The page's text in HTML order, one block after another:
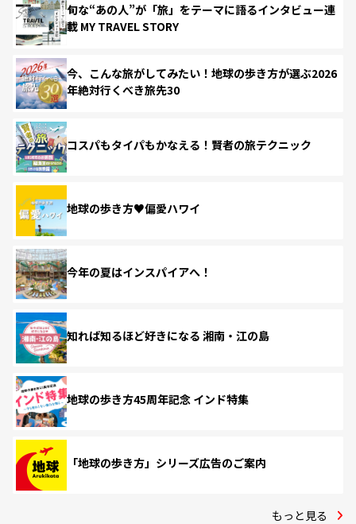
旬な“あの人”が「旅」をテーマに語るインタビュー連
載 MY TRAVEL STORY
今、こんな旅がしてみたい！地球の歩き方が選ぶ2026
年絶対行くべき旅先30
コスパもタイパもかなえる！賢者の旅テクニック
地球の歩き方♥偏愛ハワイ
今年の夏はインスパイアへ！
知れば知るほど好きになる 湘南・江の島
地球の歩き方45周年記念 インド特集
「地球の歩き方」シリーズ広告のご案内
もっと見る